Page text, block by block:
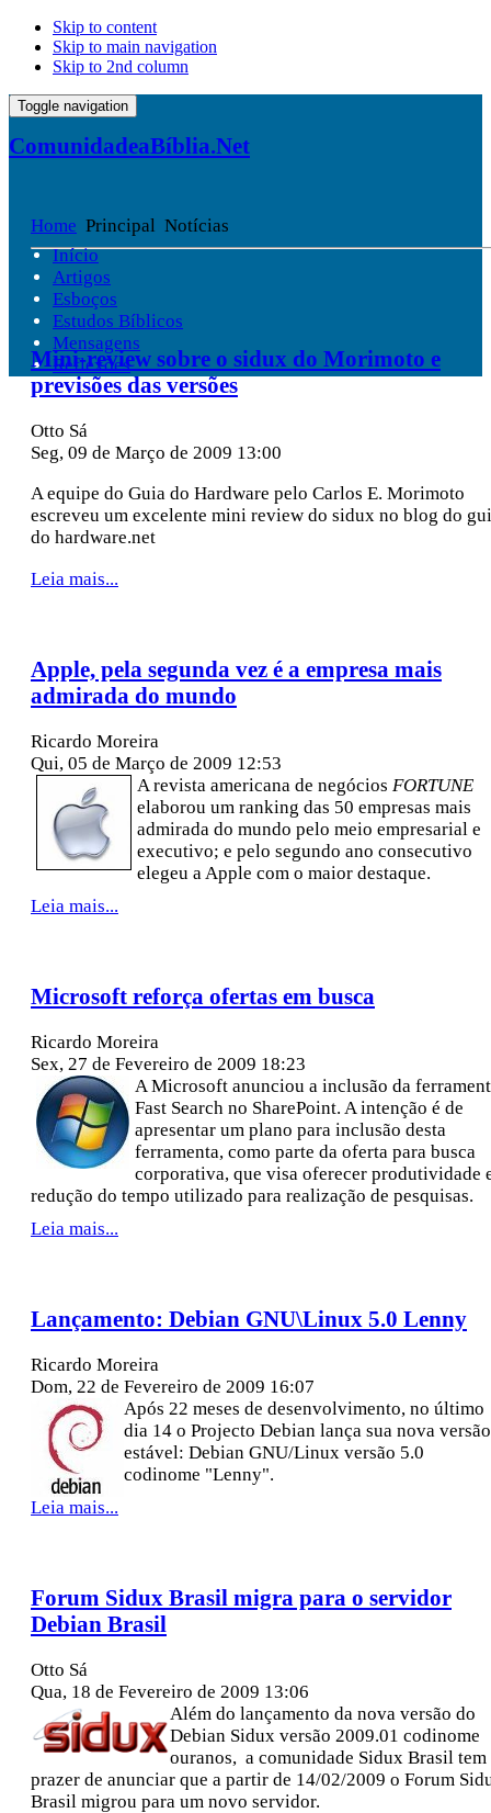
Skip to content
Skip to main navigation
Skip to 2nd column
Toggle navigation
ComunidadeaBíblia.Net
Início
Artigos
Esboços
Estudos Bíblicos
Mensagens
Reflexões
Home Principal Notícias
Mini-review sobre o sidux do Morimoto e
previsões das versões
Otto Sá
Seg, 09 de Março de 2009 13:00
A equipe do Guia do Hardware pelo Carlos E. Morimoto
escreveu um excelente mini review do sidux no blog do
do hardware.net
Leia mais...
Apple, pela segunda vez é a empresa mais
admirada do mundo
Ricardo Moreira
Qui, 05 de Março de 2009 12:53
A revista americana de negócios FORTUNE
elaborou um ranking das 50 empresas mais
admirada do mundo pelo meio empresarial e
executivo; e pelo segundo ano consecutivo
elegeu a Apple com o maior destaque.
Leia mais...
Microsoft reforça ofertas em busca
Ricardo Moreira
Sex, 27 de Fevereiro de 2009 18:23
A Microsoft anunciou a inclusão da
Fast Search no SharePoint. A intenção é de
apresentar um plano para inclusão desta
ferramenta, como parte da oferta para busca
corporativa, que visa oferecer produtividade
redução do tempo utilizado para realização de pesquisas.
Leia mais...
Lançamento: Debian GNU\Linux 5.0 Lenny
Ricardo Moreira
Dom, 22 de Fevereiro de 2009 16:07
Após 22 meses de desenvolvimento, no último
dia 14 o Projecto Debian lança sua nova versão
estável: Debian GNU/Linux versão 5.0
codinome "Lenny".
Leia mais...
Forum Sidux Brasil migra para o servidor
Debian Brasil
Otto Sá
Qua, 18 de Fevereiro de 2009 13:06
Além do lançamento da nova versão do
Debian Sidux versão 2009.01 codinome
ouranos, a comunidade Sidux Brasil tem
prazer de anunciar que a partir de 14/02/2009 o Forum
Brasil migrou para um novo servidor.